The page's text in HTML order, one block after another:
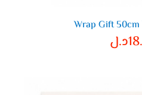
Wrap Gift
د.ل